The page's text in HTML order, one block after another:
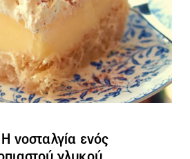
νοσταλγία ενός